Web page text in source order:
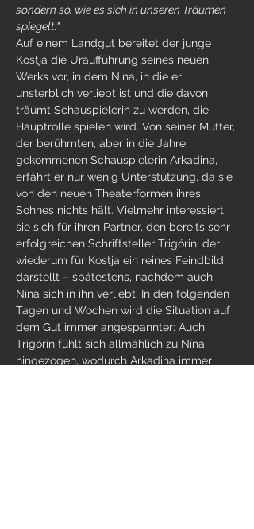
sondern so, wie es sich in unseren Träumen
spiegelt."
Auf einem Landgut bereitet der junge
Kostja die Uraufführung seines neuen
Werks vor, in dem Nina, in die er
unsterblich verliebt ist und die davon
träumt Schauspielerin zu werden, die
Hauptrolle spielen wird. Von seiner Mutter,
der berühmten, aber in die Jahre
gekommenen Schauspielerin Arkadina,
erfährt er nur wenig Unterstützung, da sie
von den neuen Theaterformen ihres
Sohnes nichts hält. Vielmehr interessiert
sie sich für ihren Partner, den bereits sehr
erfolgreichen Schriftsteller Trigórin, der
wiederum für Kostja ein reines Feindbild
darstellt – spätestens, nachdem auch
Nína sich in ihn verliebt. In den folgenden
Tagen und Wochen wird die Situation auf
dem Gut immer angespannter: Auch
Trigórin fühlt sich allmählich zu Nína
hingezogen, wodurch Arkadina immer